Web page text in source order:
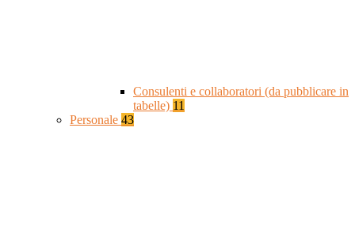
Consulenti e collaboratori (da pubblicare in
tabelle) 11
Personale 43